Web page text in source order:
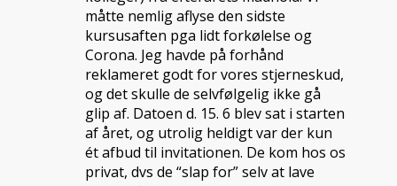
måtte nemlig aflyse den sidste
kursusaften pga lidt forkølelse og
Corona. Jeg havde på forhånd
reklameret godt for vores stjerneskud,
og det skulle de selvfølgelig ikke gå
glip af. Datoen d. 15. 6 blev sat i starten
af året, og utrolig heldigt var der kun
ét afbud til invitationen. De kom hos os
privat, dvs de “slap for” selv at lave